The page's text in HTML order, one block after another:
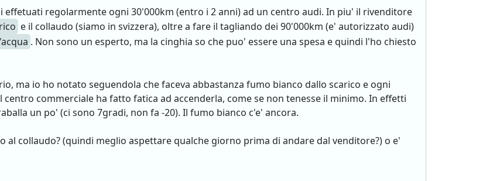
effetuati regolarmente ogni 30'000km (entro i 2 anni) ad un centro audi. In piu' il rivenditore
e il collaudo (siamo in svizzera), oltre a fare il tagliando dei 90'000km (e' autorizzato audi)
. Non sono un esperto, ma la cinghia so che puo' essere una spesa e quindi l'ho chiesto
ma io ho notato seguendola che faceva abbastanza fumo bianco dallo scarico e ogni
commerciale ha fatto fatica ad accenderla, come se non tenesse il minimo. In effetti
un po' (ci sono 7gradi, non fa -20). Il fumo bianco c'e' ancora.
al collaudo? (quindi meglio aspettare qualche giorno prima di andare dal venditore?) o e'